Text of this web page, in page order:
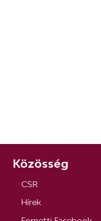
Közösség
CSR
Hírek